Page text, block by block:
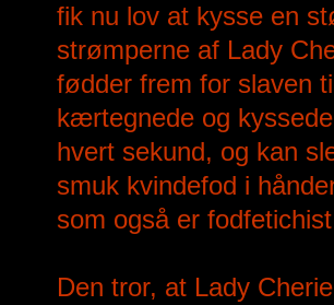
fik nu lov at kysse en
strømperne af Lady
fødder frem for slaven
kærtegnede og
hvert sekund, og kan
smuk kvindefod i
som også er
Den tror, at Lady